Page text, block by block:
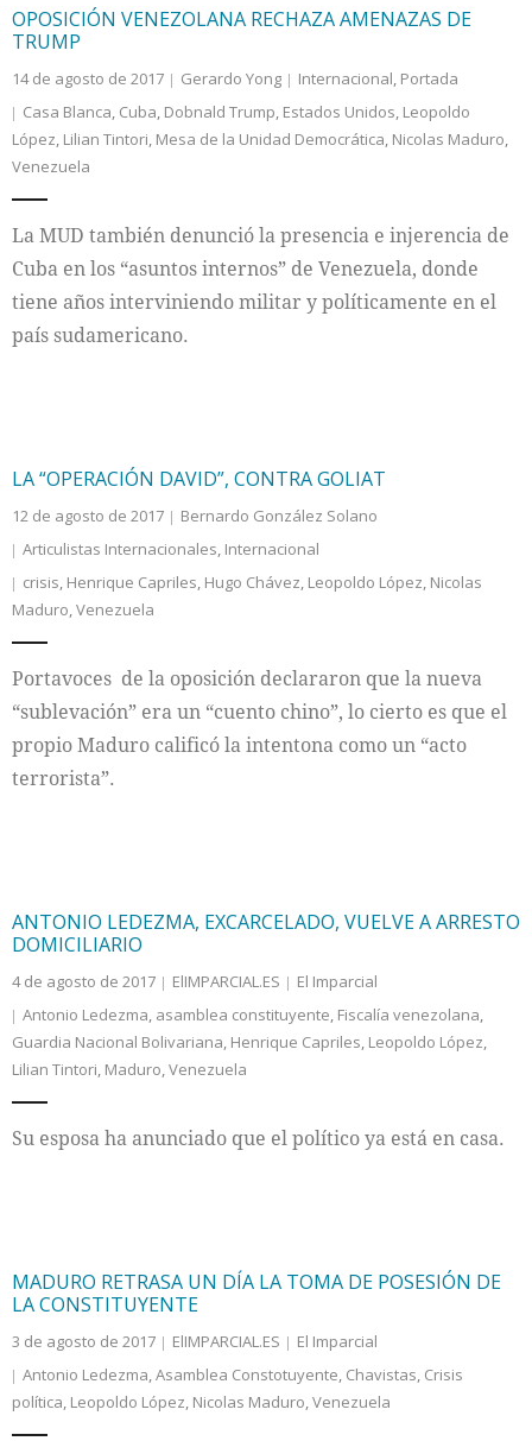
OPOSICIÓN VENEZOLANA RECHAZA AMENAZAS DE
TRUMP
14 de agosto de 2017 Gerardo Yong Internacional, Portada
Casa Blanca, Cuba, Dobnald Trump, Estados Unidos, Leopoldo
López, Lilian Tintori, Mesa de la Unidad Democrática, Nicolas Maduro,
Venezuela
La MUD también denunció la presencia e injerencia de
Cuba en los “asuntos internos” de Venezuela, donde
tiene años interviniendo militar y políticamente en el
país sudamericano.
LA “OPERACIÓN DAVID”, CONTRA GOLIAT
12 de agosto de 2017
Bernardo González Solano
Articulistas Internacionales, Internacional
crisis, Henrique Capriles, Hugo Chávez, Leopoldo López, Nicolas
Maduro,Venezuela
Portavoces de la oposición declararon que la nueva
“sublevación” era un “cuento chino”, lo cierto es que el
propio Maduro calificó la intentona como un “acto
terrorista”.
ANTONIO LEDEZMA, EXCARCELADO, VUELVE A ARRESTO
DOMICILIARIO
4 de agosto de 2017 ElIMPARCIAL.ES
El Imparcial
Antonio Ledezma, asamblea constituyente, Fiscalía venezolana,
Guardia Nacional Bolivariana, Henrique Capriles, Leopoldo López,
Lilian Tintori, Maduro,Venezuela
Su esposa ha anunciado que el político ya está en casa.
MADURO RETRASA UN DÍA LA TOMA DE POSESIÓN DE
LA CONSTITUYENTE
3 de agosto de 2017 ElIMPARCIAL.ES
El Imparcial
Antonio Ledezma,Asamblea Constotuyente, Chavistas, Crisis
política, Leopoldo López, Nicolas Maduro,Venezuela